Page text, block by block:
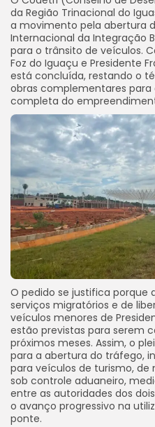
da Região Trinacional do
a movimento pela abertura
Internacional da Integração
para o trânsito de veículos.
Foz do Iguaçu e Presidente
está concluída, restando o
obras complementares para
completa do
O pedido se justifica porque
serviços migratórios e de
veículos menores de
estão previstas para serem
próximos meses. Assim, o
para a abertura do tráfego,
para veículos de turismo, de
sob controle aduaneiro,
entre as autoridades dos
o avanço progressivo na
ponte.